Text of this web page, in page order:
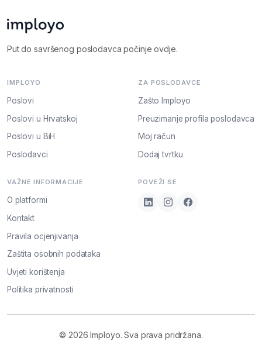
Put do savršenog poslodavca počinje ovdje.
IMPLOYO
Poslovi
Poslovi u Hrvatskoj
Poslovi u BiH
Poslodavci
ZA POSLODAVCE
Zašto Imployo
Preuzimanje profila poslodavca
Moj račun
Dodaj tvrtku
VAŽNE INFORMACIJE
O platformi
Kontakt
Pravila ocjenjivanja
Zaštita osobnih podataka
Uvjeti korištenja
Politika privatnosti
POVEŽI SE
© 2026 Imployo. Sva prava pridržana.